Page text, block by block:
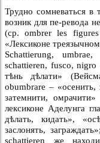
Трудно сомневаться в
возник для пе-ревода
(ср. ombrer les
«Лексиконе
Schattierung,
schattieren, fusco,
тѣнь дѣлати»
obumbrare – «осенить,
затемнити,
лексиконе Аделунга
дѣлать, кидать»,
заслонять,
schattieren же